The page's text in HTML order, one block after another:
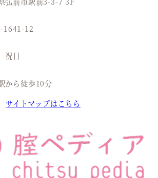
1641-12
祝日
から徒歩10分
サイトマップはこちら